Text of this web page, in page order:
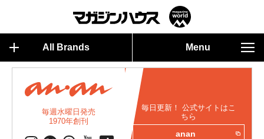
All Brands Menu
毎週水曜日発売
1970年創刊
毎日更新！ 公式サイトはこ
ちら
anan